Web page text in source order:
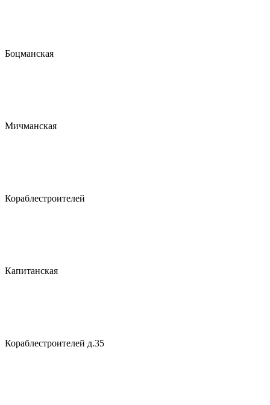
Боцманская
Мичманская
Кораблестроителей
Капитанская
Кораблестроителей д.35